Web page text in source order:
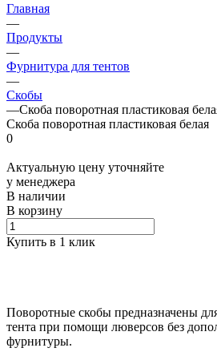
Главная
—
Продукты
—
Фурнитура для тентов
—
Скобы
—Скоба поворотная пластиковая
Скоба поворотная пластиковая белая
0
Актуальную цену уточняйте
у менеджера
В наличии
В корзину
Купить в 1 клик
Поворотные скобы предназначены
тента при помощи люверсов без
фурнитуры.